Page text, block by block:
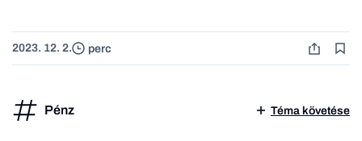
2023. 12. 2. perc
Pénz Téma követése